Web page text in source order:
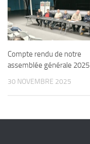
Compte rendu de notre
assemblée générale 2025
30 NOVEMBRE 2025